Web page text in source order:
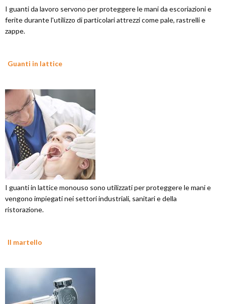
I guanti da lavoro servono per proteggere le mani da escoriazioni e
ferite durante l'utilizzo di particolari attrezzi come pale, rastrelli e
zappe.
Guanti in lattice
I guanti in lattice monouso sono utilizzati per proteggere le mani e
vengono impiegati nei settori industriali, sanitari e della
ristorazione.
Il martello